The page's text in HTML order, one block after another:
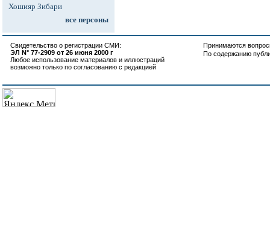
Хошияр Зибари
все персоны
Свидетельство о регистрации СМИ:
ЭЛ N° 77-2909 от 26 июня 2000 г
Любое использование материалов и иллюстраций
возможно только по согласованию с редакцией
Принимаются
По содержанию